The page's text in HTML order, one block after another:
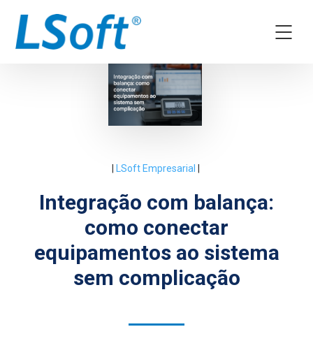
LSoft Empresarial
Integração com balança:
como conectar
equipamentos ao sistema
sem complicação